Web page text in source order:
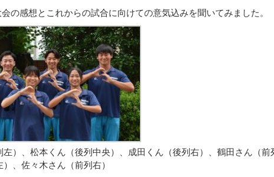
の感想とこれからの試合に向けての意気込みを聞いてみました。
）、松本くん（後列中央）、成田くん（後列右）、鶴田さん（前
）、佐々木さん（前列右）